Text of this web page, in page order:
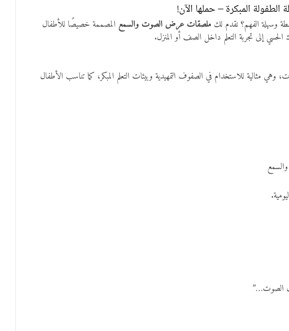
المبكرة – حملها الآن!
وسهلة الفهم؟ نقدم لك ملصقات عرض الصوت والسمع المصممة خصيصًا للأطفال
إلى تجربة التعلم داخل الصف أو المنزل.
الملصقات بتنسيق بصري جذاب يناسب الأطفال من عمر 3 إلى 6 سنوات، وهي مثالية للاستخدام في الصفوف التمهيدية وبيئات التعلم المبكر، كما تناسب الأطفال
الصوت…”